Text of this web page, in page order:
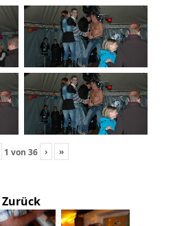
1 von36 › »
Zurück